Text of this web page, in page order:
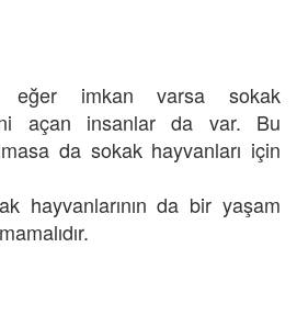
eğer imkan varsa sokak
açan insanlar da var. Bu
da sokak hayvanları için
hayvanlarının da bir yaşam